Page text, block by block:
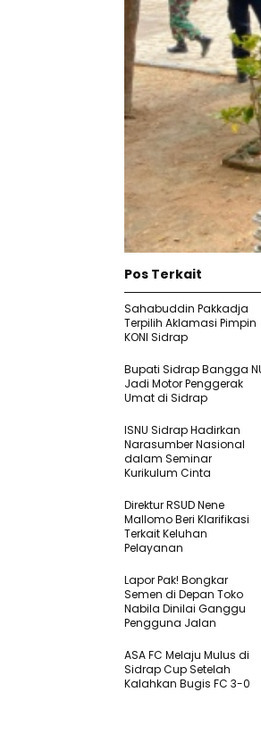
Pos Terkait
Sahabuddin Pakkadja
Terpilih Aklamasi Pimpin
KONI Sidrap
Bupati Sidrap Bangga
Jadi Motor Penggerak
Umat di Sidrap
ISNU Sidrap Hadirkan
Narasumber Nasional
dalam Seminar
Kurikulum Cinta
Direktur RSUD Nene
Mallomo Beri Klarifikasi
Terkait Keluhan
Pelayanan
Lapor Pak! Bongkar
Semen di Depan Toko
Nabila Dinilai Ganggu
Pengguna Jalan
ASA FC Melaju Mulus di
Sidrap Cup Setelah
Kalahkan Bugis FC 3-0